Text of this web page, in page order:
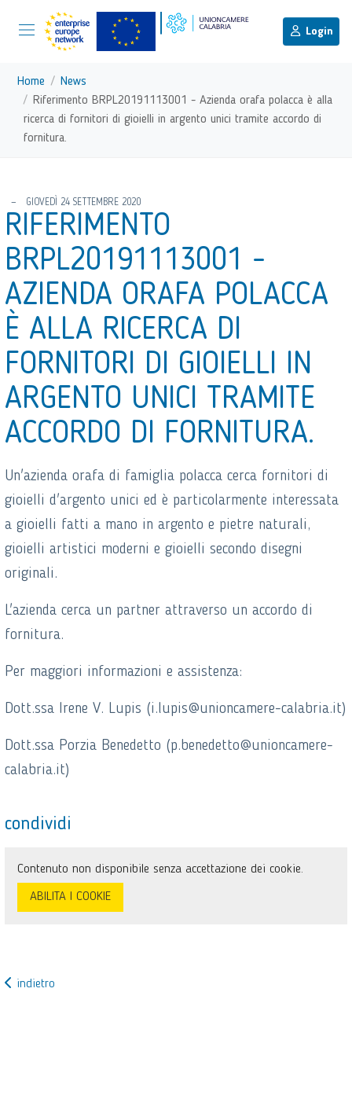
Vai ai contenuti
Login
torna al menu di scelta rapida
Menu di navigazione principale
Home
News
Riferimento BRPL20191113001 - Azienda orafa polacca è alla
ricerca di fornitori di gioielli in argento unici tramite accordo di
fornitura.
GIOVEDÌ 24 SETTEMBRE 2020
RIFERIMENTO
BRPL20191113001 -
AZIENDA ORAFA POLACCA
È ALLA RICERCA DI
FORNITORI DI GIOIELLI IN
ARGENTO UNICI TRAMITE
ACCORDO DI FORNITURA.
Un'azienda orafa di famiglia polacca cerca fornitori di
gioielli d'argento unici ed è particolarmente interessata
a gioielli fatti a mano in argento e pietre naturali,
gioielli artistici moderni e gioielli secondo disegni
originali.
L'azienda cerca un partner attraverso un accordo di
fornitura.
Per maggiori informazioni e assistenza:
Dott.ssa Irene V. Lupis (i.lupis@unioncamere-calabria.it)
Dott.ssa Porzia Benedetto (p.benedetto@unioncamere-
calabria.it)
condividi
Contenuto non disponibile senza accettazione dei cookie.
ABILITA I COOKIE
indietro